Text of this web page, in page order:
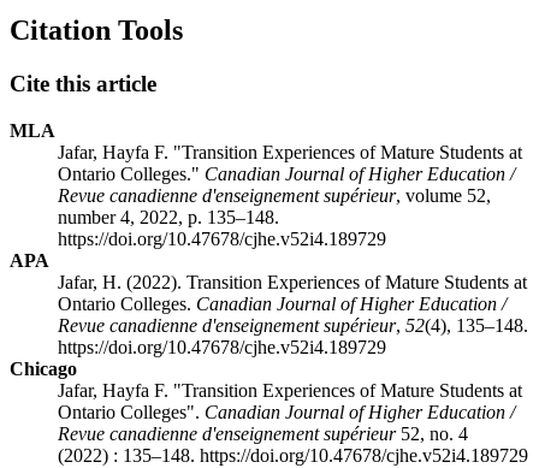
Citation Tools
Cite this article
MLA
Jafar, Hayfa F. "Transition Experiences of Mature Students at
Ontario Colleges." Canadian Journal of Higher Education /
Revue canadienne d'enseignement supérieur, volume 52,
number 4, 2022, p. 135–148.
https://doi.org/10.47678/cjhe.v52i4.189729
APA
Jafar, H. (2022). Transition Experiences of Mature Students at
Ontario Colleges. Canadian Journal of Higher Education /
Revue canadienne d'enseignement supérieur, 52(4), 135–148.
https://doi.org/10.47678/cjhe.v52i4.189729
Chicago
Jafar, Hayfa F. "Transition Experiences of Mature Students at
Ontario Colleges". Canadian Journal of Higher Education /
Revue canadienne d'enseignement supérieur52, no. 4
(2022) : 135–148. https://doi.org/10.47678/cjhe.v52i4.189729